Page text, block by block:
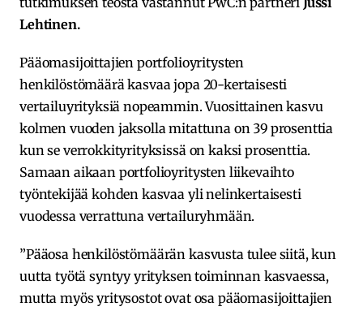
Lehtinen.
Pääomasijoittajien portfolioyritysten
henkilöstömäärä kasvaa jopa 20-kertaisesti
vertailuyrityksiä nopeammin. Vuosittainen kasvu
kolmen vuoden jaksolla mitattuna on 39 prosenttia
kun se verrokkityrityksissä on kaksi prosenttia.
Samaan aikaan portfolioyritysten liikevaihto
työntekijää kohden kasvaa yli nelinkertaisesti
vuodessa verrattuna vertailuryhmään.
”Pääosa henkilöstömäärän kasvusta tulee siitä, kun
uutta työtä syntyy yrityksen toiminnan kasvaessa,
mutta myös yritysostot ovat osa pääomasijoittajien